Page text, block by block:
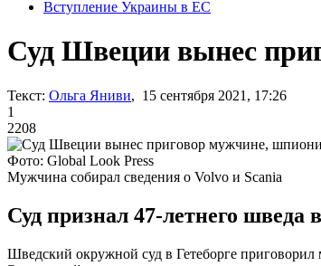
Вступление Украины в ЕС
Суд Швеции вынес
Текст: Ольга Яниви, 15 сентября 2021, 17:26
1
2208
Фото: Global Look Press
Мужчина собирал сведения о Volvo и Scania
Суд признал 47-летнего
Шведский окружной суд в Гетеборге